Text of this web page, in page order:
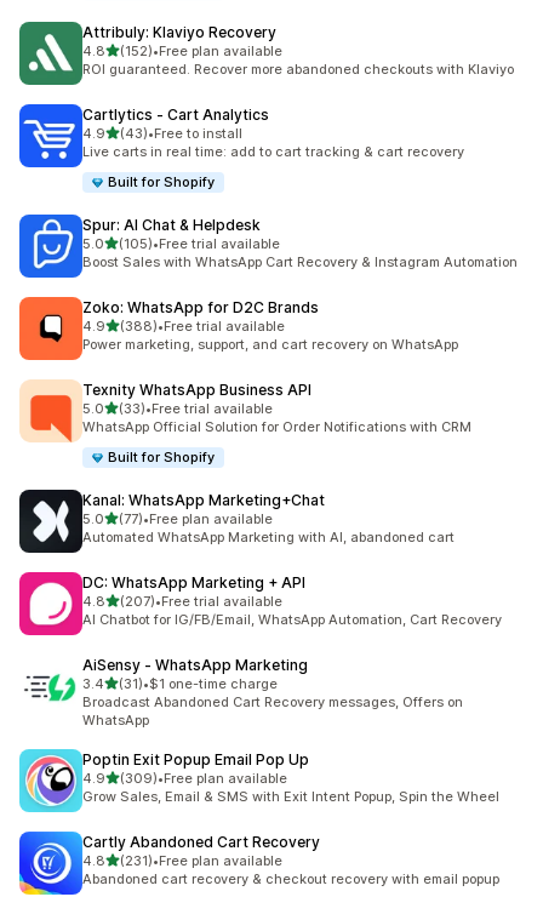
Attribuly: Klaviyo Recovery
4.85つ星中
(152)
合計レビュー数：152件
•Free plan available
ROI guaranteed. Recover more abandoned checkouts with Klaviyo
Cartlytics ‑ Cart Analytics
4.95つ星中
(43)
合計レビュー数：43件
•Free to install
Live carts in real time: add to cart tracking & cart recovery
Built for Shopify
Spur: AI Chat & Helpdesk
5.05つ星中
(105)
合計レビュー数：105件
•Free trial available
Boost Sales with WhatsApp Cart Recovery & Instagram Automation
Zoko: WhatsApp for D2C Brands
4.95つ星中
(388)
合計レビュー数：388件
•Free trial available
Power marketing, support, and cart recovery on WhatsApp
Texnity WhatsApp Business API
5.05つ星中
(33)
合計レビュー数：33件
•Free trial available
WhatsApp Official Solution for Order Notifications with CRM
Built for Shopify
Kanal: WhatsApp Marketing+Chat
5.05つ星中
(77)
合計レビュー数：77件
•Free plan available
Automated WhatsApp Marketing with AI, abandoned cart
DC: WhatsApp Marketing + API
4.85つ星中
(207)
合計レビュー数：207件
•Free trial available
AI Chatbot for IG/FB/Email, WhatsApp Automation, Cart Recovery
AiSensy ‑ WhatsApp Marketing
3.45つ星中
(31)
合計レビュー数：31件
•$1 one-time charge
Broadcast Abandoned Cart Recovery messages, Offers on
WhatsApp
Poptin Exit Popup Email Pop Up
4.95つ星中
(309)
合計レビュー数：309件
•Free plan available
Grow Sales, Email & SMS with Exit Intent Popup, Spin the Wheel
Cartly Abandoned Cart Recovery
4.85つ星中
(231)
合計レビュー数：231件
•Free plan available
Abandoned cart recovery & checkout recovery with email popup